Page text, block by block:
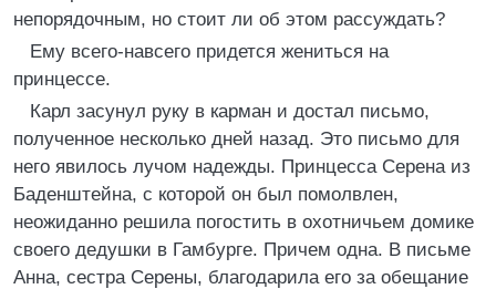
непорядочным, но стоит ли об этом рассуждать?
Ему всего-навсего придется жениться на
принцессе.
Карл засунул руку в карман и достал письмо,
полученное несколько дней назад. Это письмо для
него явилось лучом надежды. Принцесса Серена из
Баденштейна, с которой он был помолвлен,
неожиданно решила погостить в охотничьем домике
своего дедушки в Гамбурге. Причем одна. В письме
Анна, сестра Серены, благодарила его за обещание